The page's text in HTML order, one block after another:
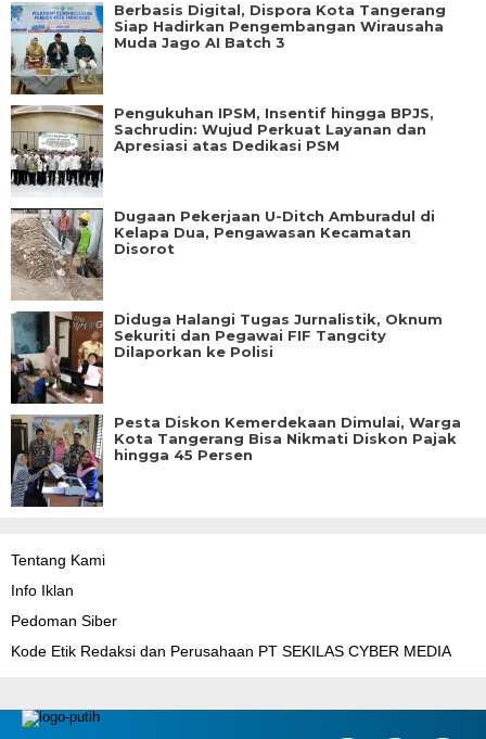
Berbasis Digital, Dispora Kota Tangerang
Siap Hadirkan Pengembangan Wirausaha
Muda Jago AI Batch 3
Pengukuhan IPSM, Insentif hingga BPJS,
Sachrudin: Wujud Perkuat Layanan dan
Apresiasi atas Dedikasi PSM
Dugaan Pekerjaan U-Ditch Amburadul di
Kelapa Dua, Pengawasan Kecamatan
Disorot
Diduga Halangi Tugas Jurnalistik, Oknum
Sekuriti dan Pegawai FIF Tangcity
Dilaporkan ke Polisi
Pesta Diskon Kemerdekaan Dimulai, Warga
Kota Tangerang Bisa Nikmati Diskon Pajak
hingga 45 Persen
Tentang Kami
Info Iklan
Pedoman Siber
Kode Etik Redaksi dan Perusahaan PT SEKILAS CYBER MEDIA